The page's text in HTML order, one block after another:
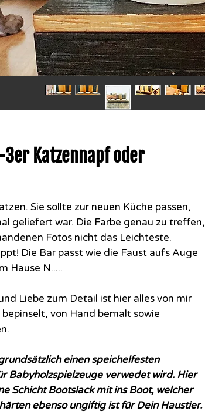
3er Katzennapf oder
Sie sollte zur neuen Küche passen,
geliefert war. Die Farbe genau zu treffen,
Fotos nicht das Leichteste.
Die Bar passt wie die Faust aufs Auge
Hause N.....
Liebe zum Detail ist hier alles von mir
von Hand bemalt sowie
einen speichelfesten
Babyholzspielzeuge verwedet wird. Hier
Schicht Bootslack mit ins Boot, welcher
ebenso ungiftig ist für Dein Haustier.